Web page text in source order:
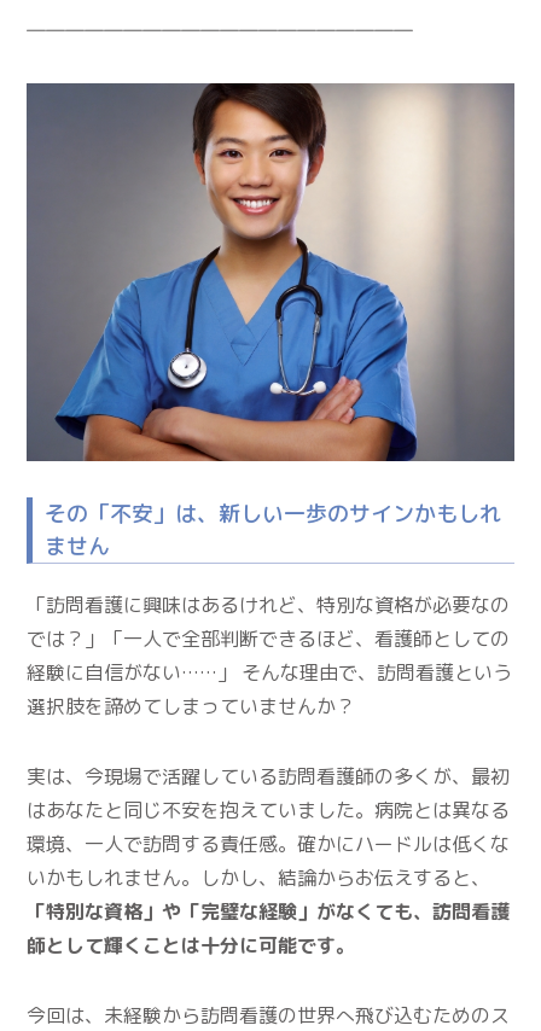
――――――――――――――――――――
その「不安」は、新しい一歩のサインかもしれ
ません
「訪問看護に興味はあるけれど、特別な資格が必要なの
では？」「一人で全部判断できるほど、看護師としての
経験に自信がない……」 そんな理由で、訪問看護という
選択肢を諦めてしまっていませんか？
実は、今現場で活躍している訪問看護師の多くが、最初
はあなたと同じ不安を抱えていました。病院とは異なる
環境、一人で訪問する責任感。確かにハードルは低くな
いかもしれません。しかし、結論からお伝えすると、
「特別な資格」や「完璧な経験」がなくても、訪問看護
師として輝くことは十分に可能です。
今回は、未経験から訪問看護の世界へ飛び込むためのス